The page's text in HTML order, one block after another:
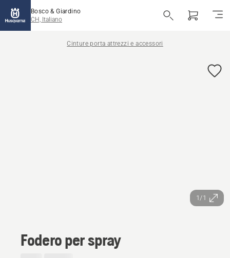
Bosco & Giardino
CH, Italiano
Cinture porta attrezzi e accessori
1/1
Fodero per spray